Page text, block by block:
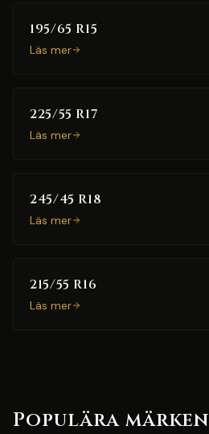
195/65 R15
Läs mer
225/55 R17
Läs mer
245/45 R18
Läs mer
215/55 R16
Läs mer
Populära märken